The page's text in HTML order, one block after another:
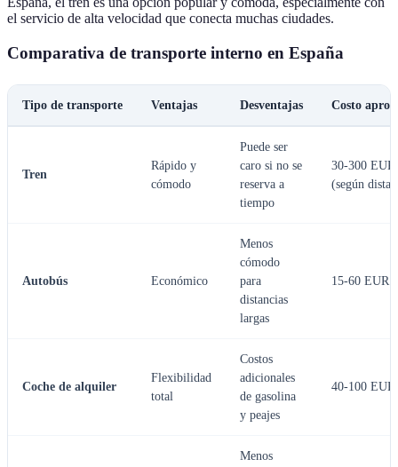
el servicio de alta velocidad que conecta muchas ciudades.
Comparativa de transporte interno en España
Tipo de transporte Ventajas Desventajas Costo
Tren
Rápido y
cómodo
Puede ser
caro si no se
reserva a
tiempo
30-300 EUR
(según
Autobús Económico
Menos
cómodo
para
distancias
largas
15-60 EUR
Coche de alquiler
Flexibilidad
total
Costos
adicionales
de gasolina
y peajes
40-100
Menos